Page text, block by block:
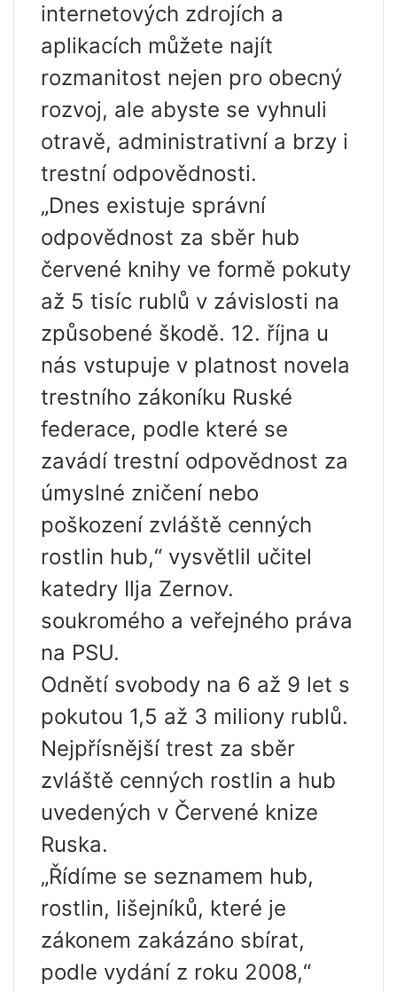
internetových zdrojích a
aplikacích můžete najít
rozmanitost nejen pro obecný
rozvoj, ale abyste se vyhnuli
otravě, administrativní a brzy i
trestní odpovědnosti.
„Dnes existuje správní
odpovědnost za sběr hub
červené knihy ve formě pokuty
až 5 tisíc rublů v závislosti na
způsobené škodě. 12. října u
nás vstupuje v platnost novela
trestního zákoníku Ruské
federace, podle které se
zavádí trestní odpovědnost za
úmyslné zničení nebo
poškození zvláště cenných
rostlin hub,“ vysvětlil učitel
katedry Ilja Zernov.
soukromého a veřejného práva
na PSU.
Odnětí svobody na 6 až 9 let s
pokutou 1,5 až 3 miliony rublů.
Nejpřísnější trest za sběr
zvláště cenných rostlin a hub
uvedených v Červené knize
Ruska.
„Řídíme se seznamem hub,
rostlin, lišejníků, které je
zákonem zakázáno sbírat,
podle vydání z roku 2008,“